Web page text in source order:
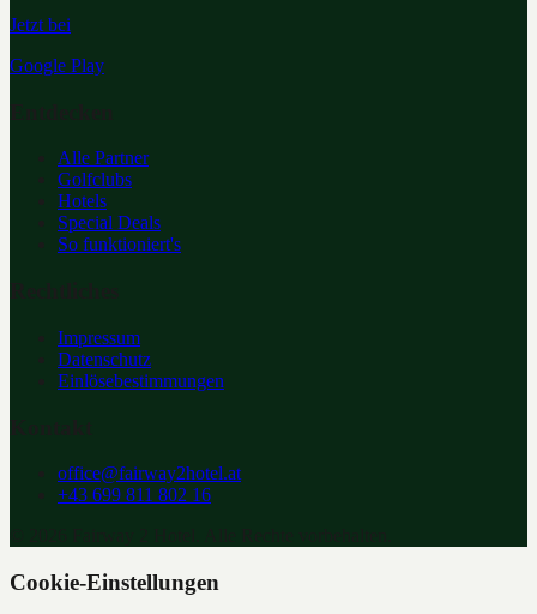
Jetzt bei
Google Play
Alle Partner
Golfclubs
Hotels
Special Deals
So funktioniert's
Impressum
Datenschutz
Einlösebestimmungen
office@fairway2hotel.at
+43 699 811 802 16
Cookie-Einstellungen